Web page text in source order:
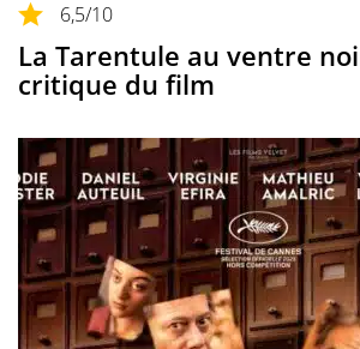
6,5/10
La Tarentule au ventre
critique du film